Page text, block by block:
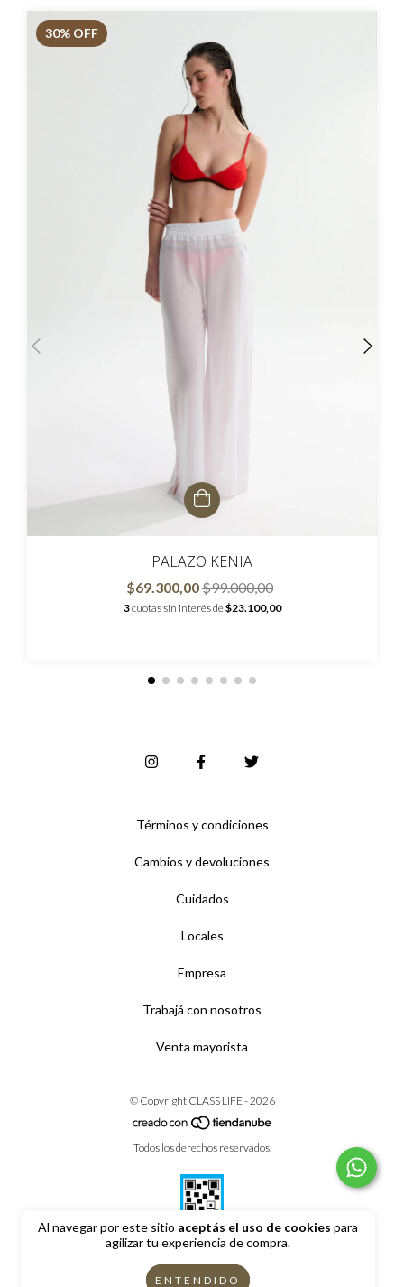
Al navegar por este sitio aceptás el uso de cookies para
agilizar tu experiencia de compra.
ENTENDIDO
30% OFF
PALAZO KENIA
$69.300,00$99.000,00
3cuotas sin interés de$23.100,00
Términos y condiciones
Cambios y devoluciones
Cuidados
Locales
Empresa
Trabajá con nosotros
Venta mayorista
© Copyright CLASS LIFE - 2026
Todos los derechos reservados.
Defensa de las y los consumidores. Para reclamos